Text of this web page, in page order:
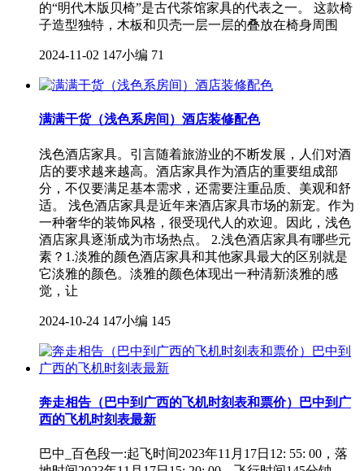
的“明代木版贝椅”是古代茶馆家具的代表之一。 这款椅
子造型独特，木板和贝壳一层一层的叠放在椅身周围
2024-11-02 147小编 71
满满干货（浅色系房间）酒店装修配色
浅色酒店家具。引言随着旅游业的不断发展，人们对酒
店的要求越来越高。酒店家具作为酒店的重要组成部
分，不仅要满足基本需求，还需要注重品质、美观和舒
适。 浅色酒店家具是近年来酒店家具市场的新宠。作为
一种奢华的装饰风格，很受现代人的欢迎。因此，浅色
酒店家具逐渐成为市场热点。 2.浅色酒店家具有哪些元
素？1.淡雅的颜色酒店家具和其他家具最大的区别就是
它淡雅的颜色。淡雅的颜色体现出一种清新淡雅的感
觉，让
2024-10-24 147小编 145
奔走相告（巴中到广西的飞机时刻表和票价）巴中到广
西的飞机时刻表最新
巴中_百色段一:起飞时间2023年11月17日12: 55: 00，落